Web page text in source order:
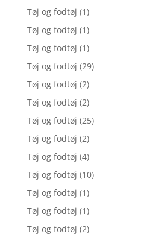
Tøj og fodtøj (1)
Tøj og fodtøj (1)
Tøj og fodtøj (1)
Tøj og fodtøj (29)
Tøj og fodtøj (2)
Tøj og fodtøj (2)
Tøj og fodtøj (25)
Tøj og fodtøj (2)
Tøj og fodtøj (4)
Tøj og fodtøj (10)
Tøj og fodtøj (1)
Tøj og fodtøj (1)
Tøj og fodtøj (2)